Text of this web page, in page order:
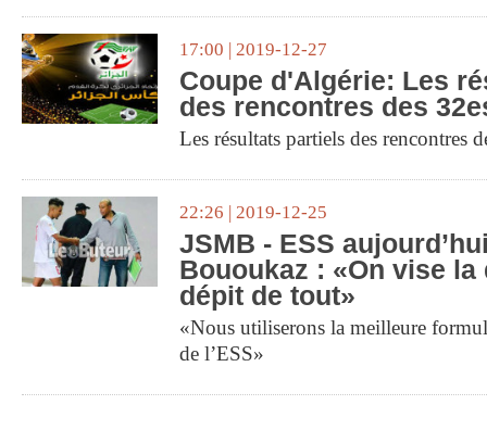
17:00 | 2019-12-27
Coupe d'Algérie: Les
des rencontres des
Les résultats partiels des rencontres
22:26 | 2019-12-25
JSMB - ESS
Bououkaz : «On vise
dépit de tout»
«Nous utiliserons la meilleure
de l’ESS»